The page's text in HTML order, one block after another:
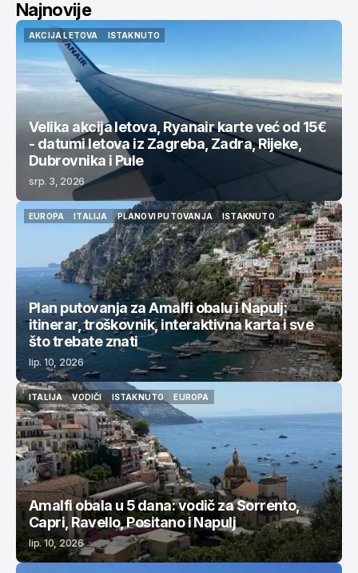
Najnovije
AKCIJA LETOVA
AKCIJA LETOVA
ISTAKNUTO
Velika akcija letova, Ryanair karte već od 15€
- datumi letova iz Zagreba, Zadra, Rijeke,
Dubrovnika i Pule
srp. 3, 2026
EUROPA
ITALIJA
ITALIJA
PLANOVI PUTOVANJA
PLANOVI PUTOVANJA
ISTAKNUTO
ISTAKNUTO
Plan putovanja za Amalfi obalu i Napulj:
itinerar, troškovnik, interaktivna karta i sve
što trebate znati
lip. 10, 2026
ITALIJA
ITALIJA
VODIČI
VODIČI
ISTAKNUTO
ISTAKNUTO
EUROPA
EUROPA
Amalfi obala u 5 dana: vodič za Sorrento,
Capri, Ravello, Positano i Napulj
lip. 10, 2026